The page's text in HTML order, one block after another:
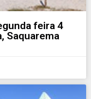
feira 4
Saquarema